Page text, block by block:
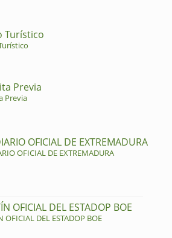
Turístico
Previa
Previa
OFICIAL DE EXTREMADURA
OFICIAL DE EXTREMADURA
OFICIAL DEL ESTADOP BOE
OFICIAL DEL ESTADOP BOE